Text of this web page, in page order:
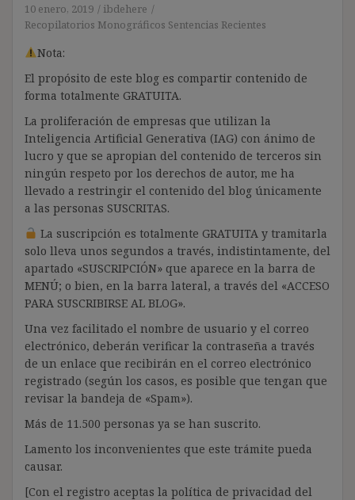
10 enero, 2019
ibdehere
Recopilatorios Monográficos Sentencias Recientes
Nota:
El propósito de este blog es compartir contenido de
forma totalmente GRATUITA.
La proliferación de empresas que utilizan la
Inteligencia Artificial Generativa (IAG) con ánimo de
lucro y que se apropian del contenido de terceros sin
ningún respeto por los derechos de autor, me ha
llevado a restringir el contenido del blog únicamente
a las personas SUSCRITAS.
La suscripción es totalmente GRATUITA y tramitarla
solo lleva unos segundos a través, indistintamente, del
apartado «SUSCRIPCIÓN» que aparece en la barra de
MENÚ; o bien, en la barra lateral, a través del «ACCESO
PARA SUSCRIBIRSE AL BLOG».
Una vez facilitado el nombre de usuario y el correo
electrónico, deberán verificar la contraseña a través
de un enlace que recibirán en el correo electrónico
registrado (según los casos, es posible que tengan que
revisar la bandeja de «Spam»).
Más de 11.500 personas ya se han suscrito.
Lamento los inconvenientes que este trámite pueda
causar.
[Con el registro aceptas la política de privacidad del